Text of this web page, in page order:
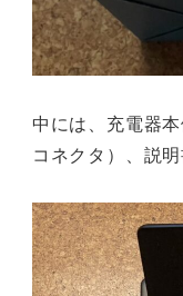
中には、充電器
コネクタ）、説